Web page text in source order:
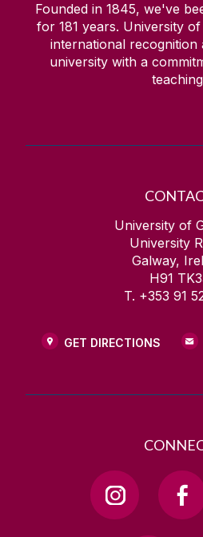
Founded in 1845, we've
for 181 years. University
international recognition
university with a
University of
University
Galway,
H91
T. +353 91
GET DIRECTIONS